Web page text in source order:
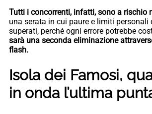
Tutti i concorrenti, infatti, sono a rischio
una serata in cui paure e limiti personali
superati, perché ogni errore potrebbe
sarà una seconda eliminazione
flash.
Isola dei Famosi,
in onda l’ultima